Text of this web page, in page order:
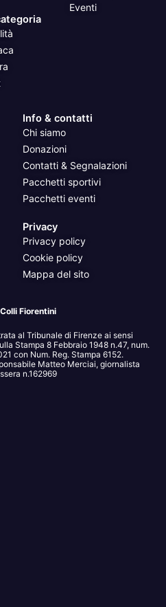
Eventi
Info & contatti
Chi siamo
Donazioni
Contatti & Segnalazioni
Pacchetti sportivi
Pacchetti eventi
Privacy
Privacy policy
Cookie policy
Mappa del sito
Fiorentini
al Tribunale di Firenze ai sensi
Stampa 8 Febbraio 1948 n.47, num.
con Num. Reg. Stampa 6152.
Matteo Merciai, giornalista
n.162969